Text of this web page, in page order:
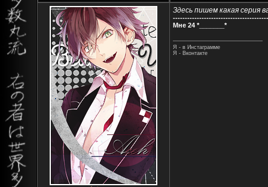
Здесь пишем какая серия
Мне 24 *_______*
Я - в Инстаграмме
Я - Вконтакте